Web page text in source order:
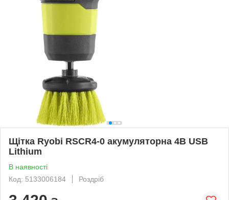
Щітка Ryobi RSCR4-0 акумуляторна 4В USB
Lithium
В наявності
Код: 5133006184
Роздріб